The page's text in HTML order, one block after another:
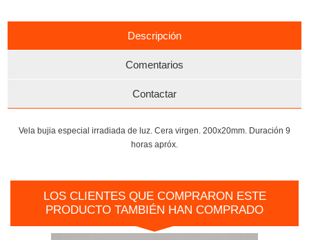
Descripción
Comentarios
Contactar
Vela bujia especial irradiada de luz. Cera virgen. 200x20mm. Duración 9
horas apróx.
LOS CLIENTES QUE COMPRARON ESTE
PRODUCTO TAMBIÉN HAN COMPRADO